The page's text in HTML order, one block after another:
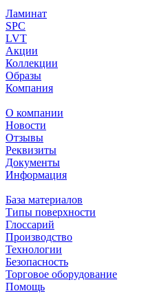
Ламинат
SPC
LVT
Акции
Коллекции
Образы
Компания
О компании
Новости
Отзывы
Реквизиты
Документы
Информация
База материалов
Типы поверхности
Глоссарий
Производство
Технологии
Безопасность
Торговое оборудование
Помощь